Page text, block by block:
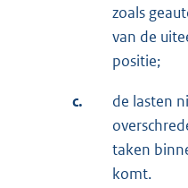
zoals
van de
positie;
c.
de lasten
taken
komt.